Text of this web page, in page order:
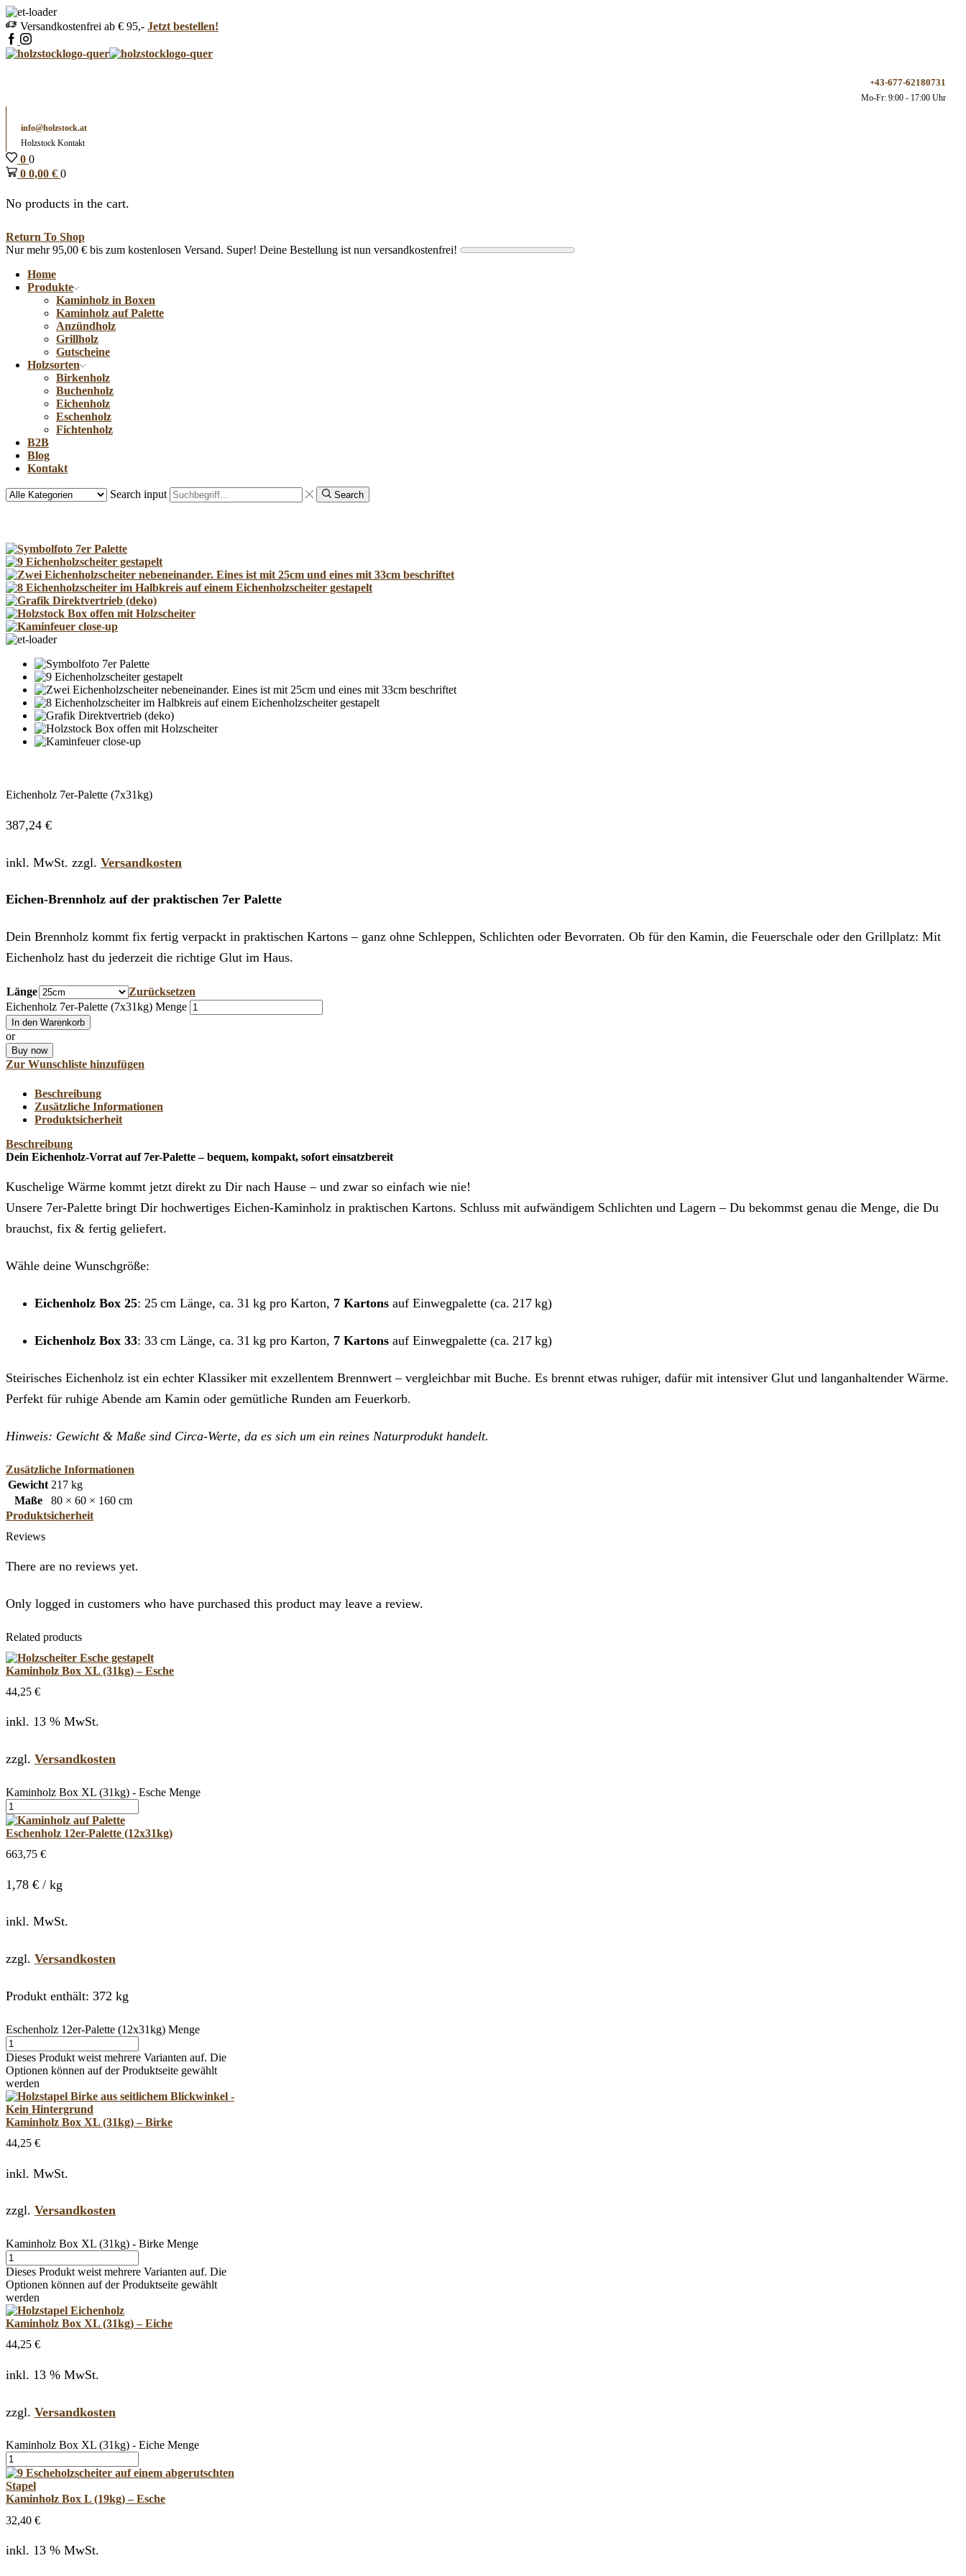
Versandkostenfrei ab € 95,- Jetzt bestellen!
+43-677-62180731
Mo-Fr: 9:00 - 17:00 Uhr
info@holzstock.at
Holzstock Kontakt
0 0
0 0,00 € 0
No products in the cart.
Return To Shop
Nur mehr95,00 € bis zum kostenlosen Versand. Super! Deine Bestellung ist nun versandkostenfrei!
Home
Produkte
Kaminholz in Boxen
Kaminholz auf Palette
Anzündholz
Grillholz
Gutscheine
Holzsorten
Birkenholz
Buchenholz
Eichenholz
Eschenholz
Fichtenholz
B2B
Blog
Kontakt
Search input Search
Eichenholz 7er-Palette (7x31kg)
387,24 €
inkl. MwSt. zzgl. Versandkosten
Eichen-Brennholz auf der praktischen 7er Palette
Dein Brennholz kommt fix fertig verpackt in praktischen Kartons – ganz ohne Schleppen, Schlichten oder Bevorraten. Ob für den Kamin, die Feuerschale oder den Grillplatz: Mit
Eichenholz hast du jederzeit die richtige Glut im Haus.
Länge
Zurücksetzen
Eichenholz 7er-Palette (7x31kg) Menge
In den Warenkorb
or
Buy now
Zur Wunschliste hinzufügen
Beschreibung
Zusätzliche Informationen
Produktsicherheit
Beschreibung
Dein Eichenholz-Vorrat auf 7er-Palette – bequem, kompakt, sofort einsatzbereit
Kuschelige Wärme kommt jetzt direkt zu Dir nach Hause – und zwar so einfach wie nie!
Unsere 7er-Palette bringt Dir hochwertiges Eichen-Kaminholz in praktischen Kartons. Schluss mit aufwändigem Schlichten und Lagern – Du bekommst genau die Menge, die Du
brauchst, fix & fertig geliefert.
Wähle deine Wunschgröße:
Eichenholz Box 25: 25 cm Länge, ca. 31 kg pro Karton, 7 Kartons auf Einwegpalette (ca. 217 kg)
Eichenholz Box 33: 33 cm Länge, ca. 31 kg pro Karton, 7 Kartons auf Einwegpalette (ca. 217 kg)
Steirisches Eichenholz ist ein echter Klassiker mit exzellentem Brennwert – vergleichbar mit Buche. Es brennt etwas ruhiger, dafür mit intensiver Glut und langanhaltender Wärme.
Perfekt für ruhige Abende am Kamin oder gemütliche Runden am Feuerkorb.
Hinweis: Gewicht & Maße sind Circa-Werte, da es sich um ein reines Naturprodukt handelt.
Zusätzliche Informationen
Gewicht 217 kg
Maße
80 × 60 × 160 cm
Produktsicherheit
Reviews
There are no reviews yet.
Only logged in customers who have purchased this product may leave a review.
Related products
Kaminholz Box XL (31kg) – Esche
44,25 €
inkl. 13 % MwSt.
zzgl. Versandkosten
Kaminholz Box XL (31kg) - Esche Menge
Eschenholz 12er-Palette (12x31kg)
663,75 €
1,78 € / kg
inkl. MwSt.
zzgl. Versandkosten
Produkt enthält: 372 kg
Eschenholz 12er-Palette (12x31kg) Menge
Dieses Produkt weist mehrere Varianten auf. Die
Optionen können auf der Produktseite gewählt
werden
Kaminholz Box XL (31kg) – Birke
44,25 €
inkl. MwSt.
zzgl. Versandkosten
Kaminholz Box XL (31kg) - Birke Menge
Dieses Produkt weist mehrere Varianten auf. Die
Optionen können auf der Produktseite gewählt
werden
Kaminholz Box XL (31kg) – Eiche
44,25 €
inkl. 13 % MwSt.
zzgl. Versandkosten
Kaminholz Box XL (31kg) - Eiche Menge
Kaminholz Box L (19kg) – Esche
32,40 €
inkl. 13 % MwSt.